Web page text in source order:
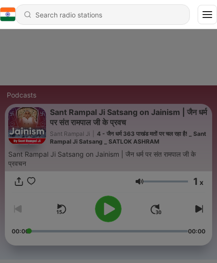
Podcasts
Sant Rampal Ji Satsang on Jainism | जैन धर्म
पर संत रामपाल जी के प्रवच
Sant Rampal Ji
4 - जैन धर्म 363 पाखंड मतों पर चल रहा है! _ Sant
Rampal Ji Satsang _ SATLOK ASHRAM
Sant Rampal Ji Satsang on Jainism | जैन धर्म पर संत रामपाल जी के
प्रवचन
Volume 1 x
00:00 00:00